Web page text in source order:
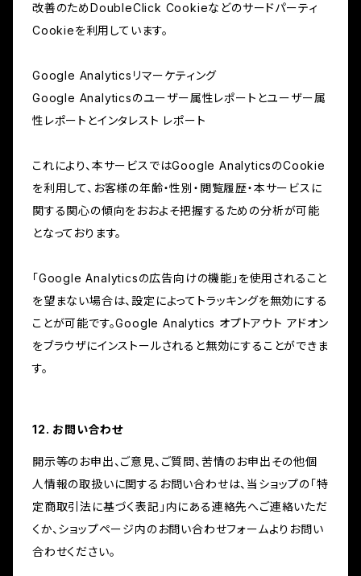
改善のためDoubleClick Cookieなどのサードパーティ
Cookieを利用しています。
Google Analyticsリマーケティング
Google Analyticsのユーザー属性レポートとユーザー属
性レポートとインタレスト レポート
これにより、本サービスではGoogle AnalyticsのCookie
を利用して、お客様の年齢・性別・閲覧履歴・本サービスに
関する関心の傾向をおおよそ把握するための分析が可能
となっております。
「Google Analyticsの広告向けの機能」を使用されること
を望まない場合は、設定によってトラッキングを無効にする
ことが可能です。Google Analytics オプトアウト アドオン
をブラウザにインストールされると無効にすることができま
す。
12. お問い合わせ
開示等のお申出、ご意見、ご質問、苦情のお申出その他個
人情報の取扱いに関するお問い合わせは、当ショップの「特
定商取引法に基づく表記」内にある連絡先へご連絡いただ
くか、ショップページ内のお問い合わせフォームよりお問い
合わせください。